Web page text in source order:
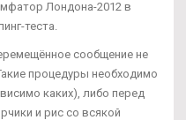
Лондона-2012 в
теста.
сообщение не
процедуры необходимо
каких), либо перед
и рис со всякой